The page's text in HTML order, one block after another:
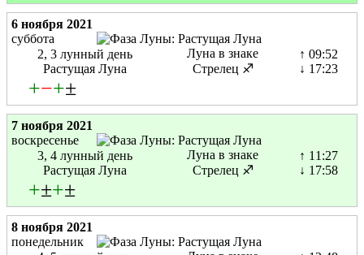
6 ноября 2021
суббота
2, 3 лунный день
Растущая Луна
Луна в знаке
Стрелец ♐
↑ 09:52
↓ 17:23
+−+±
7 ноября 2021
воскресенье
3, 4 лунный день
Растущая Луна
Луна в знаке
Стрелец ♐
↑ 11:27
↓ 17:58
+±+±
8 ноября 2021
понедельник